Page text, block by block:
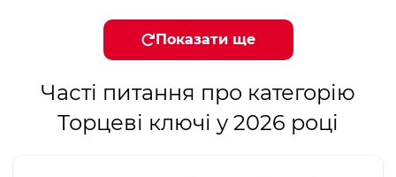
Показати ще
Часті питання про категорію
Торцеві ключі у 2026 році